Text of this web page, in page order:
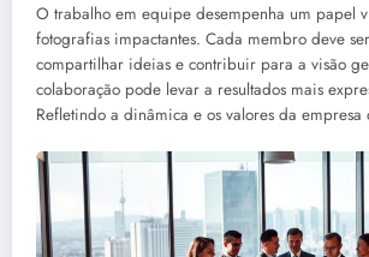
O trabalho em equipe desempenha um papel
fotografias impactantes. Cada membro deve
compartilhar ideias e contribuir para a visão
colaboração pode levar a resultados mais
Refletindo a dinâmica e os valores da